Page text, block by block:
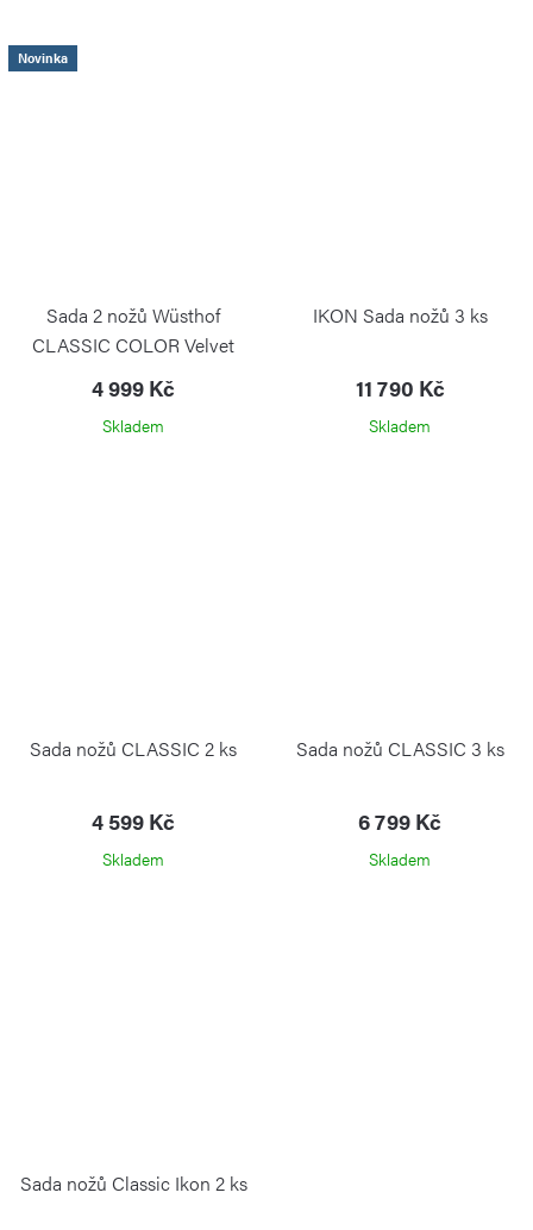
Novinka
Sada 2 nožů Wüsthof
CLASSIC COLOR Velvet
Oyster Santoku a na zeleninu
PS
4 999 Kč
Skladem
IKON Sada nožů 3 ks
11 790 Kč
Skladem
Sada nožů CLASSIC 2 ks
4 599 Kč
Skladem
Sada nožů CLASSIC 3 ks
6 799 Kč
Skladem
Sada nožů Classic Ikon 2 ks